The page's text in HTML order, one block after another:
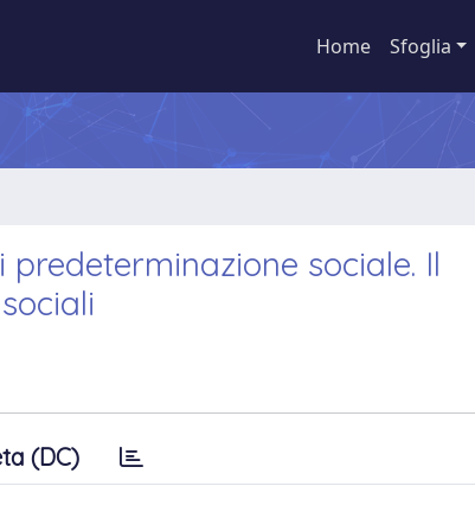
Home Sfoglia
sociale. Il
(DC)